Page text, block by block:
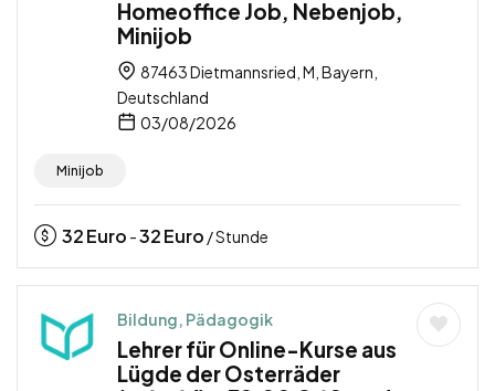
Homeoffice Job, Nebenjob,
Minijob
87463 Dietmannsried, M, Bayern,
Deutschland
03/08/2026
Minijob
32Euro -32Euro / Stunde
Bildung, Pädagogik
Lehrer für Online-Kurse aus
Lügde der Osterräder